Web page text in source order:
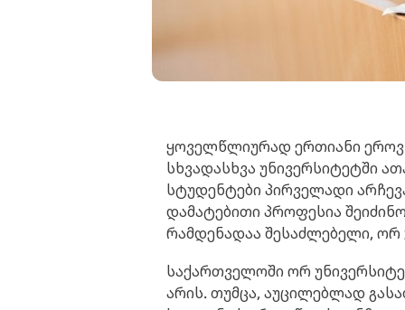
ყოველწლიურად ერთიანი
სხვადასხვა უნივერსიტეტში
სტუდენტები პირველადი
დამატებითი პროფესია
რამდენადაა შესაძლებელი,
საქართველოში ორ
არის. თუმცა, აუცილებლად